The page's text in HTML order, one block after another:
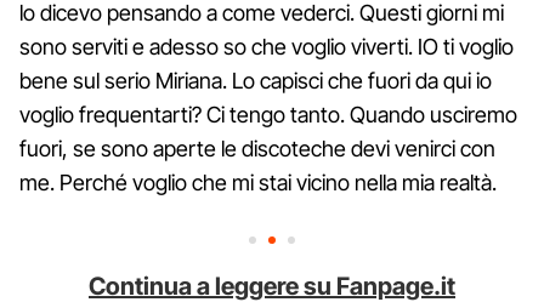
lo dicevo pensando a come vederci. Questi giorni mi
sono serviti e adesso so che voglio viverti. IO ti voglio
bene sul serio Miriana. Lo capisci che fuori da qui io
voglio frequentarti? Ci tengo tanto. Quando usciremo
fuori, se sono aperte le discoteche devi venirci con
me. Perché voglio che mi stai vicino nella mia realtà.
Continua a leggere su Fanpage.it